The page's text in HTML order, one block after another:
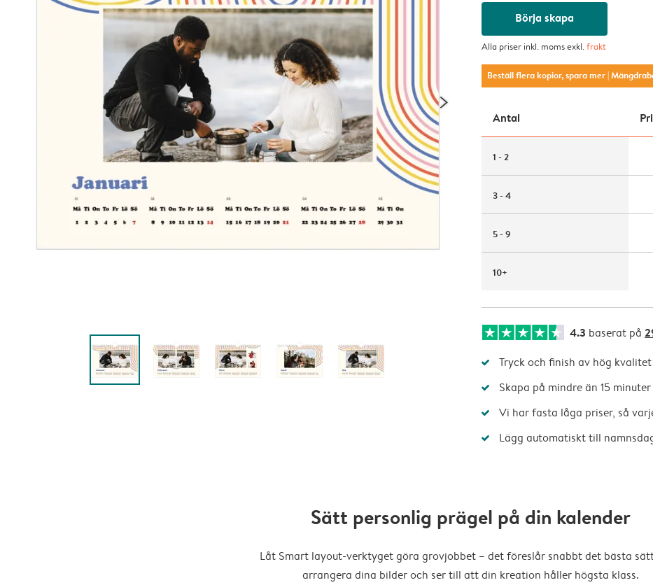
Börja skapa
Alla priser inkl. moms exkl.frakt
Beställ flera kopior, spara mer|
Antal
1 - 2
3 - 4
5 - 9
10+
4.3 baserat på
Tryck och finish av hög kvalitet
Skapa på mindre än 15 minuter
Vi har fasta låga priser, så
Lägg automatiskt till
Sätt personlig prägel på din kalender
Låt Smart layout-verktyget göra grovjobbet – det föreslår snabbt det bästa
arrangera dina bilder och ser till att din kreation håller högsta klass.